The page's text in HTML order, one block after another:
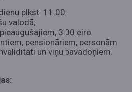
plkst. 11.00;
valodā;
3.00 eiro
pensionāriem, personām
un viņu pavadoņiem.